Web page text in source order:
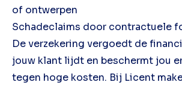
of ontwerpen
Schadeclaims door contractuele
De verzekering vergoedt de
jouw klant lijdt en beschermt jou
tegen hoge kosten. Bij Licent